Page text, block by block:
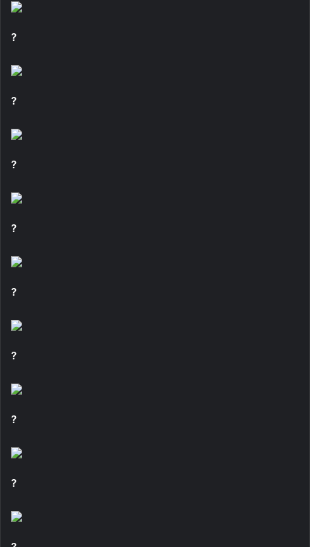
?
?
?
?
?
?
?
?